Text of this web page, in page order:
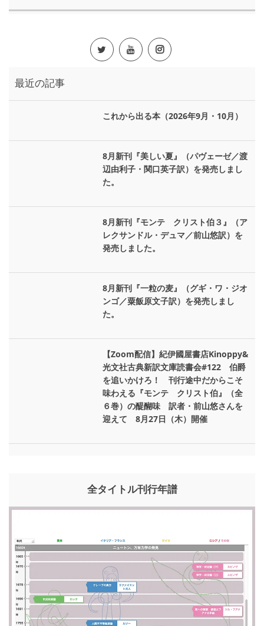
最近の記事
これから出る本（2026年9月・10月）
8月新刊『美しい夏』（パヴェーゼ／渡
辺由利子・関口英子訳）を発売しまし
た。
8月新刊『モンテ゠クリスト伯３』（ア
レクサンドル・デュマ／前山悠訳）を
発売しました。
8月新刊『一粒の麦』（グギ・ワ・ジオ
ンゴ／粟飯原文子訳）を発売しまし
た。
【Zoom配信】紀伊國屋書店Kinoppy&
光文社古典新訳文庫読書会#122 伯爵
を追いかけろ！ 刊行途中だからこそ
味わえる『モンテ゠クリスト伯』（全
６巻）の醍醐味 訳者・前山悠さんを
迎えて 8月27日（木）開催
全タイトル刊行年譜